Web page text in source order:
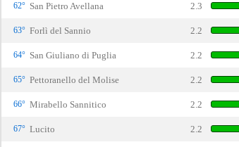
62° San Pietro Avellana 2.3
63° Forlì del Sannio 2.2
64° San Giuliano di Puglia 2.2
65° Pettoranello del Molise 2.2
66° Mirabello Sannitico 2.2
67° Lucito 2.2